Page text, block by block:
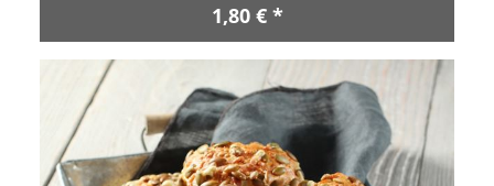
1,80 € *